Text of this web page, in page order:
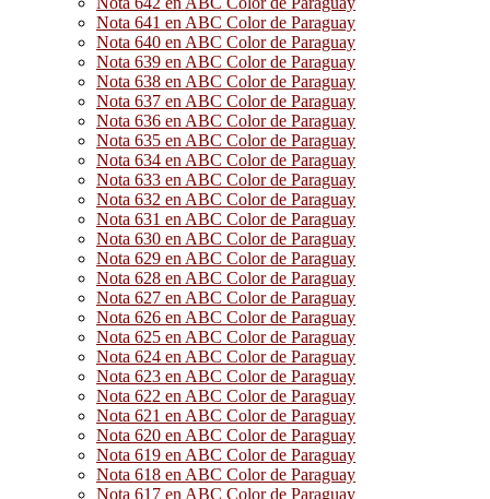
Nota 641 en ABC Color de Paraguay
Nota 640 en ABC Color de Paraguay
Nota 639 en ABC Color de Paraguay
Nota 638 en ABC Color de Paraguay
Nota 637 en ABC Color de Paraguay
Nota 636 en ABC Color de Paraguay
Nota 635 en ABC Color de Paraguay
Nota 634 en ABC Color de Paraguay
Nota 633 en ABC Color de Paraguay
Nota 632 en ABC Color de Paraguay
Nota 631 en ABC Color de Paraguay
Nota 630 en ABC Color de Paraguay
Nota 629 en ABC Color de Paraguay
Nota 628 en ABC Color de Paraguay
Nota 627 en ABC Color de Paraguay
Nota 626 en ABC Color de Paraguay
Nota 625 en ABC Color de Paraguay
Nota 624 en ABC Color de Paraguay
Nota 623 en ABC Color de Paraguay
Nota 622 en ABC Color de Paraguay
Nota 621 en ABC Color de Paraguay
Nota 620 en ABC Color de Paraguay
Nota 619 en ABC Color de Paraguay
Nota 618 en ABC Color de Paraguay
Nota 617 en ABC Color de Paraguay